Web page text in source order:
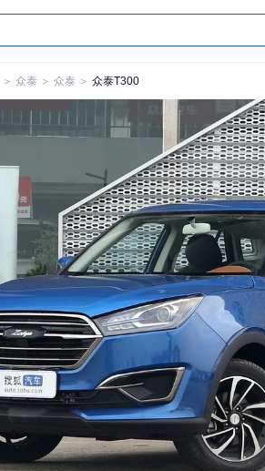
＞ 众泰 ＞ 众泰 ＞ 众泰T300